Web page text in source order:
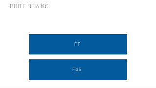
BOITE DE 6 KG
FT
FdS